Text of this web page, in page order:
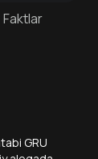
Faktlar
GRU